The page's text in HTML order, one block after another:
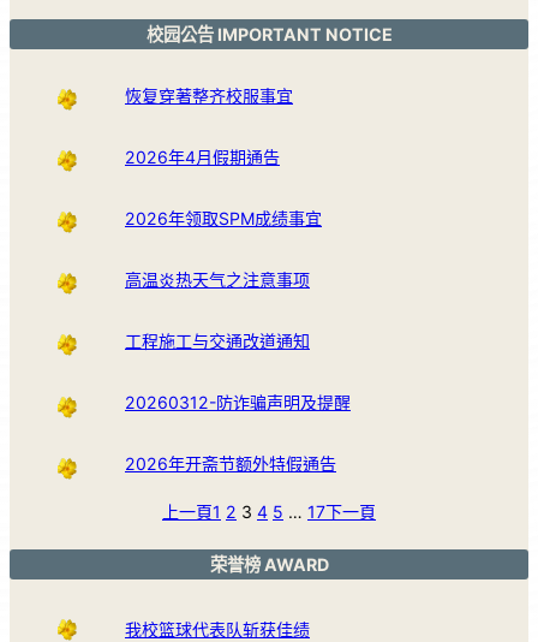
校园公告 IMPORTANT NOTICE
恢复穿著整齐校服事宜
2026年4月假期通告
2026年领取SPM成绩事宜
高温炎热天气之注意事项
工程施工与交通改道通知
20260312-防诈骗声明及提醒
2026年开斋节额外特假通告
上一頁1 2 3 4 5 … 17下一頁
荣誉榜 AWARD
我校篮球代表队斩获佳绩